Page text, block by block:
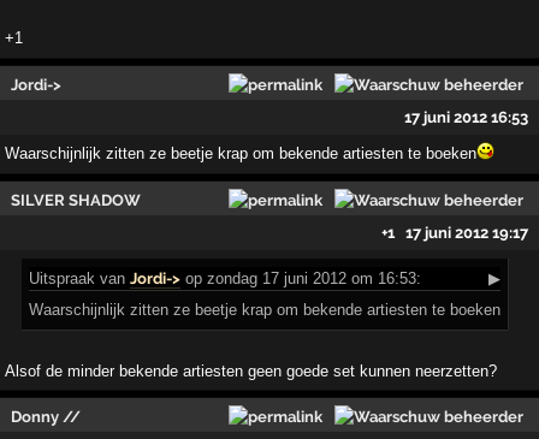
+1
Jordi->
17 juni 2012 16:53
Waarschijnlijk zitten ze beetje krap om bekende artiesten te boeken
SILVER SHADOW
+1
17 juni 2012 19:17
Uitspraak vanJordi-> op zondag 17 juni 2012 om 16:53:
▶
Waarschijnlijk zitten ze beetje krap om bekende artiesten te boeken
Alsof de minder bekende artiesten geen goede set kunnen neerzetten?
Donny //